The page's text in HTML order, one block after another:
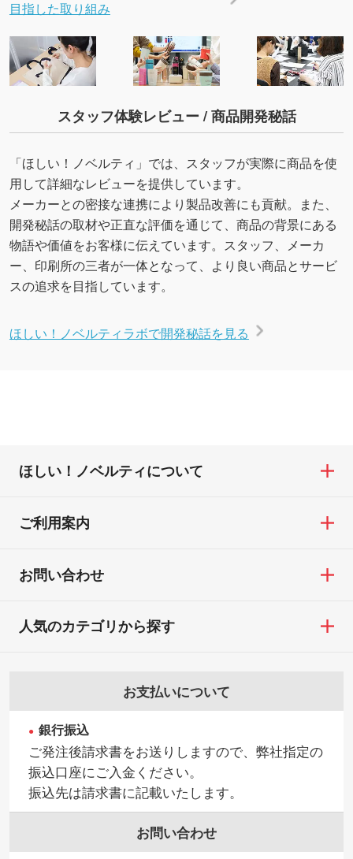
目指した取り組み
スタッフ体験レビュー / 商品開発秘話
「ほしい！ノベルティ」では、スタッフが実際に商品を使
用して詳細なレビューを提供しています。
メーカーとの密接な連携により製品改善にも貢献。また、
開発秘話の取材や正直な評価を通じて、商品の背景にある
物語や価値をお客様に伝えています。スタッフ、メーカ
ー、印刷所の三者が一体となって、より良い商品とサービ
スの追求を目指しています。
ほしい！ノベルティラボで開発秘話を見る
ほしい！ノベルティについて
ご利用案内
お問い合わせ
お支払いについて
銀行振込
ご発注後請求書をお送りしますので、弊社指定の
振込口座にご入金ください。
振込先は請求書に記載いたします。
お問い合わせ
人気のカテゴリから探す